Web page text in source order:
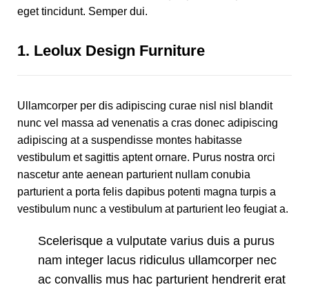
eget tincidunt. Semper dui.
1. Leolux Design Furniture
Ullamcorper per dis adipiscing curae nisl nisl blandit
nunc vel massa ad venenatis a cras donec adipiscing
adipiscing at a suspendisse montes habitasse
vestibulum et sagittis aptent ornare. Purus nostra orci
nascetur ante aenean parturient nullam conubia
parturient a porta felis dapibus potenti magna turpis a
vestibulum nunc a vestibulum at parturient leo feugiat a.
Scelerisque a vulputate varius duis a purus
nam integer lacus ridiculus ullamcorper nec
ac convallis mus hac parturient hendrerit erat